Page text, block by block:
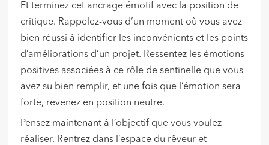
Et terminez cet ancrage émotif avec la position de
critique. Rappelez-vous d’un moment où vous avez
bien réussi à identifier les inconvénients et les points
d’améliorations d’un projet. Ressentez les émotions
positives associées à ce rôle de sentinelle que vous
avez su bien remplir, et une fois que l’émotion sera
forte, revenez en position neutre.
Pensez maintenant à l’objectif que vous voulez
réaliser. Rentrez dans l’espace du rêveur et